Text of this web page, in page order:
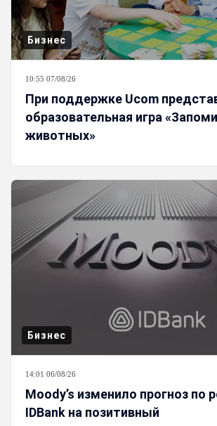
Бизнес
10:55 07/08/26
При поддержке Ucom
образовательная игра
животных»
Бизнес
14:01 06/08/26
Moody’s изменило прогноз по
IDBank на позитивный